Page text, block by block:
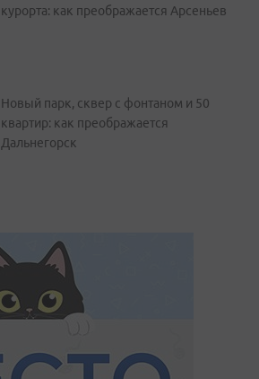
курорта: как преображается Арсеньев
Новый парк, сквер с фонтаном и 50
квартир: как преображается
Дальнегорск